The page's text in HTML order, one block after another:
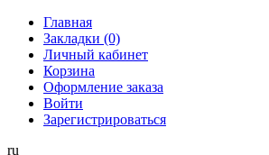
Главная
Закладки (0)
Личный кабинет
Корзина
Оформление заказа
Войти
Зарегистрироваться
ru